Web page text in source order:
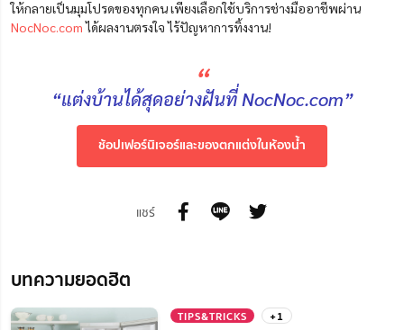
ให้กลายเป็นมุมโปรดของทุกคน เพียงเลือกใช้บริการช่างมืออาชีพผ่าน
NocNoc.comได้ผลงานตรงใจ ไร้ปัญหาการทิ้งงาน!
“
“แต่งบ้านได้สุดอย่างฝันที่ NocNoc.com”
ช้อปเฟอร์นิเจอร์และของตกแต่งในห้องน้ำ
แชร์
บทความยอดฮิต
TIPS&TRICKS +1